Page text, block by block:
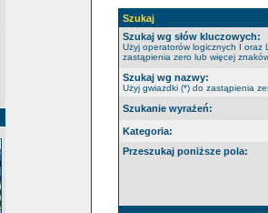
Szukaj
Szukaj wg słów kluczowych:
Użyj operatorów logicznych I oraz
zastąpienia zero lub więcej
Szukaj wg nazwy:
Użyj gwiazdki (*) do zastąpienia
Szukanie wyrażeń:
Kategoria:
Przeszukaj poniższe pola: